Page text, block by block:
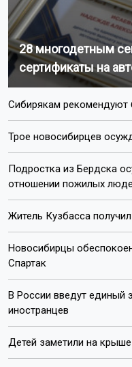
28 многодетным
сертификаты на
Сибирякам рекомендуют
Трое новосибирцев
Подростка из Бердска
отношении пожилых
Житель Кузбасса
Новосибирцы
Спартак
В России введут единый
иностранцев
Детей заметили на